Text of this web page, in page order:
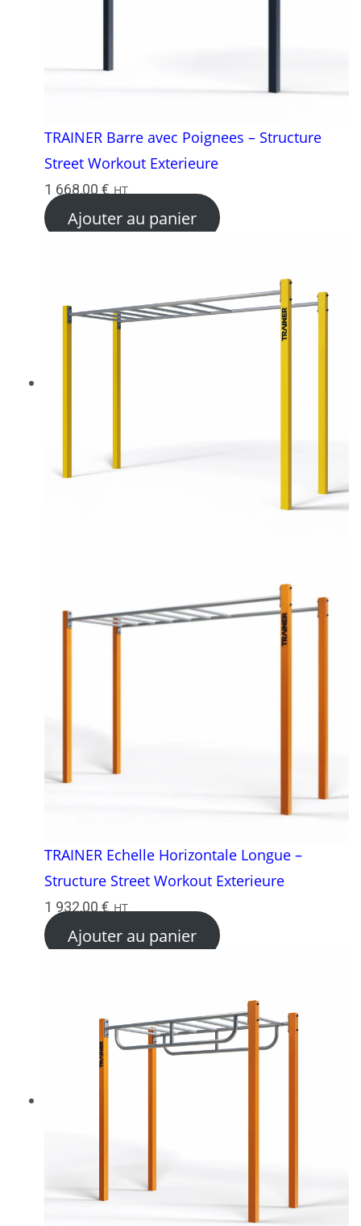
TRAINER Barre avec Poignees – Structure
Street Workout Exterieure
1 668,00€ HT
Ajouter au panier
TRAINER Echelle Horizontale Longue –
Structure Street Workout Exterieure
1 932,00€ HT
Ajouter au panier